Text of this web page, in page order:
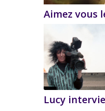
Aimez vous
Lucy